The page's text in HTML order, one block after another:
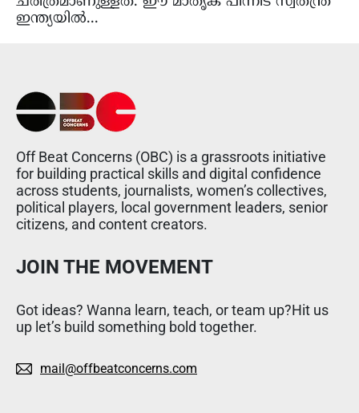
ഇന്ത്യയിൽ...
Off Beat Concerns (OBC) is a grassroots initiative
for building practical skills and digital confidence
across students, journalists, women’s collectives,
political players, local government leaders, senior
citizens, and content creators.
JOIN THE MOVEMENT
Got ideas? Wanna learn, teach, or team up?Hit us
up let’s build something bold together.
mail@offbeatconcerns.com